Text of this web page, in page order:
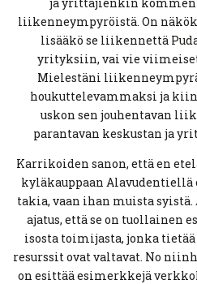
liikenneympyröistä. On
lisääkö se liikennettä
yrityksiin, vai vie
Mielestäni
houkuttelevammaksi ja
uskon sen jouhentavan
parantavan keskustan ja
Karrikoiden sanon, että en
kyläkauppaan
takia, vaan ihan muista
ajatus, että se on tuollainen
isosta toimijasta, jonka
resurssit ovat valtavat. No
on esittää esimerkkejä